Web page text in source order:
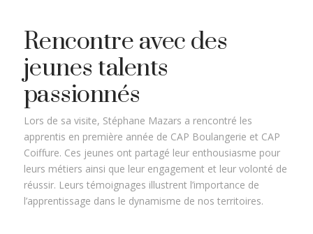
Rencontre avec des
jeunes talents
passionnés
Lors de sa visite, Stéphane Mazars a rencontré les
apprentis en première année de CAP Boulangerie et CAP
Coiffure. Ces jeunes ont partagé leur enthousiasme pour
leurs métiers ainsi que leur engagement et leur volonté de
réussir. Leurs témoignages illustrent l’importance de
l’apprentissage dans le dynamisme de nos territoires.